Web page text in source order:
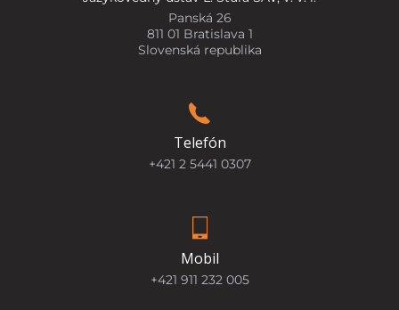
Panská 26
811 01 Bratislava 1
Slovenská republika
Telefón
+421 2 5441 0307
Mobil
+421 911 232 005